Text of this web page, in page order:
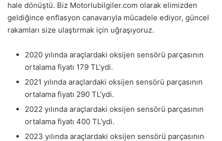
hale dönüştü. Biz Motorlubilgiler.com olarak elimizden
geldiğince enflasyon canavarıyla mücadele ediyor, güncel
rakamları size ulaştırmak için uğraşıyoruz.
2020 yılında araçlardaki oksijen sensörü parçasının
ortalama fiyatı 179 TL’ydi.
2021 yılında araçlardaki oksijen sensörü parçasının
ortalama fiyatı 290 TL’ydi.
2022 yılında araçlardaki oksijen sensörü parçasının
ortalama fiyatı 400 TL’ydi.
2023 yılında araçlardaki oksijen sensörü parçasının